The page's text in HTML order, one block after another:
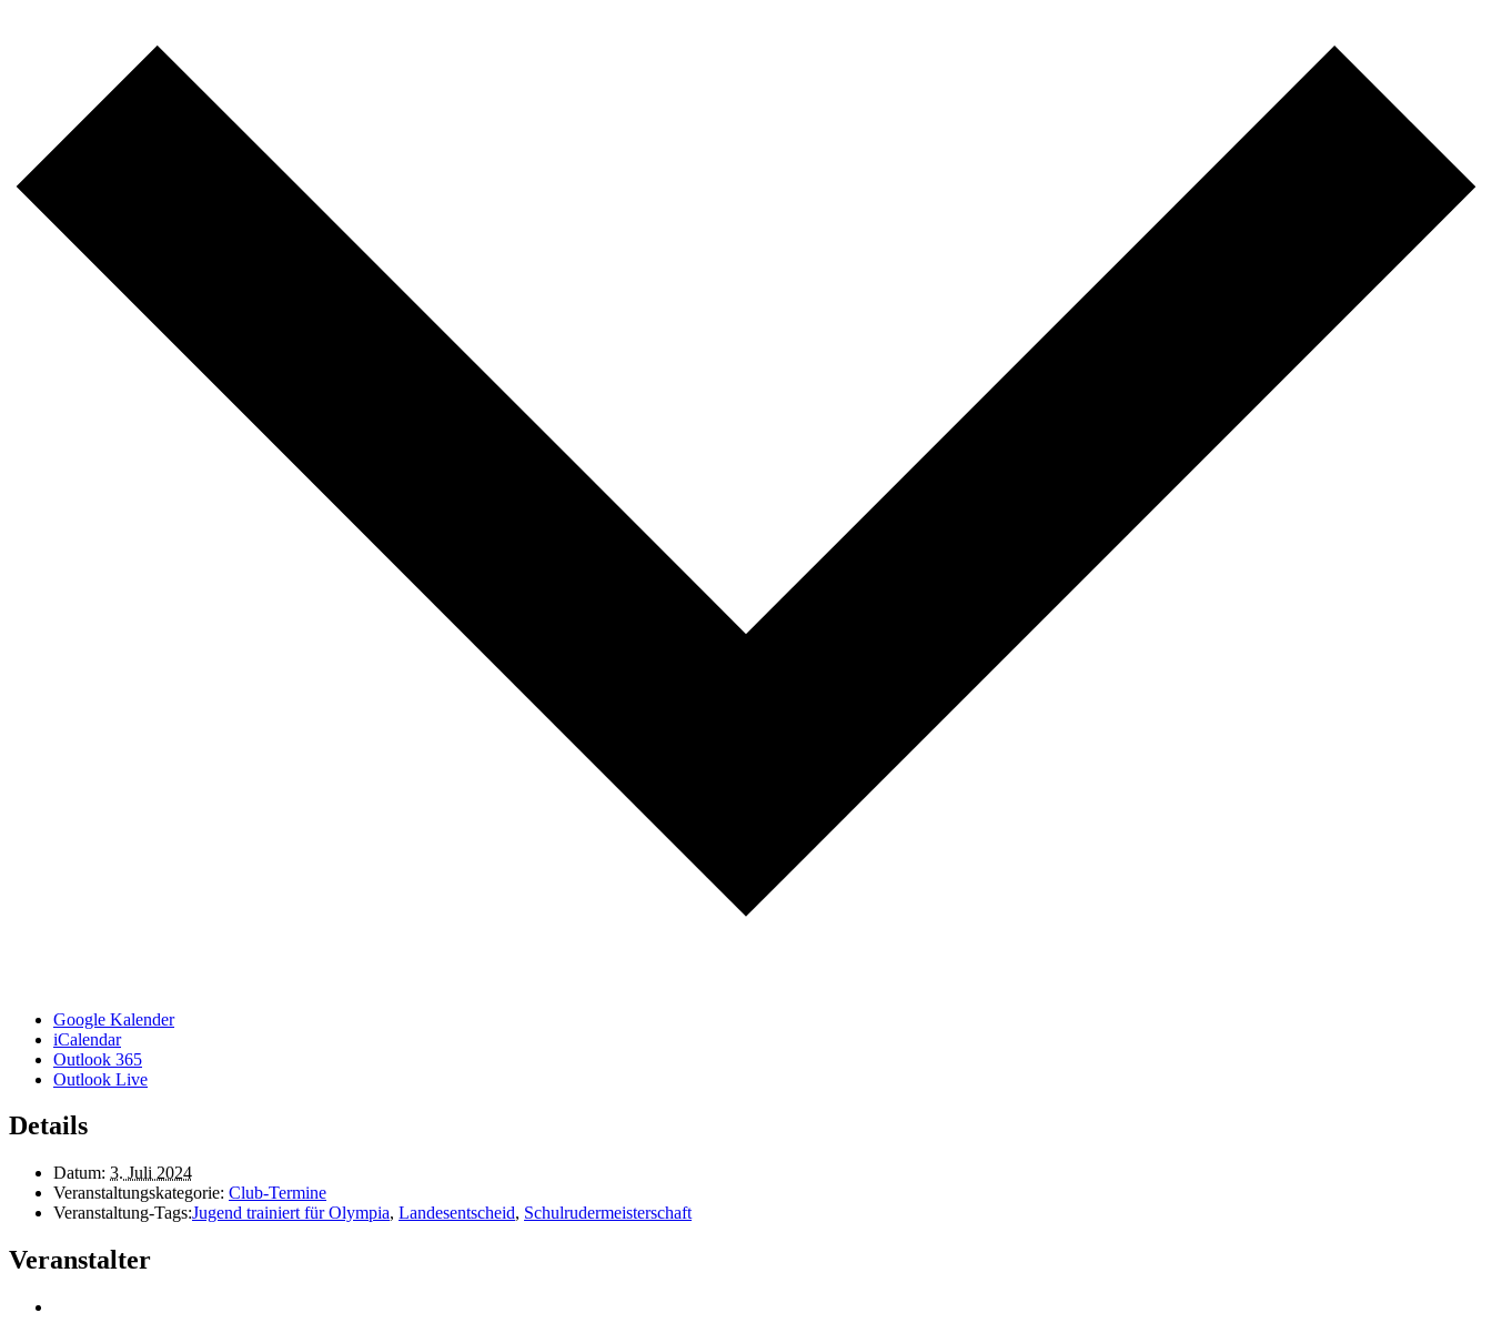
Google Kalender
iCalendar
Outlook 365
Outlook Live
Details
Datum: 3. Juli 2024
Veranstaltungskategorie: Club-Termine
Veranstaltung-Tags:Jugend trainiert für Olympia, Landesentscheid, Schulrudermeisterschaft
Veranstalter